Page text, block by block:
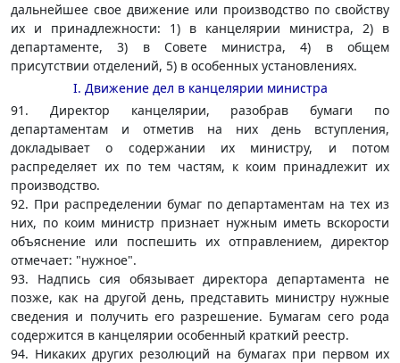
дальнейшее свое движение или производство по свойству
их и принадлежности: 1) в канцелярии министра, 2) в
департаменте, 3) в Совете министра, 4) в общем
присутствии отделений, 5) в особенных установлениях.
I. Движение дел в канцелярии министра
91. Директор канцелярии, разобрав бумаги по
департаментам и отметив на них день вступления,
докладывает о содержании их министру, и потом
распределяет их по тем частям, к коим принадлежит их
производство.
92. При распределении бумаг по департаментам на тех из
них, по коим министр признает нужным иметь вскорости
объяснение или поспешить их отправлением, директор
отмечает: "нужное".
93. Надпись сия обязывает директора департамента не
позже, как на другой день, представить министру нужные
сведения и получить его разрешение. Бумагам сего рода
содержится в канцелярии особенный краткий реестр.
94. Никаких других резолюций на бумагах при первом их